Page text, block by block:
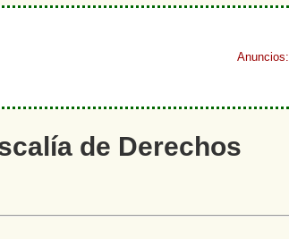
Anuncios:
de Derechos